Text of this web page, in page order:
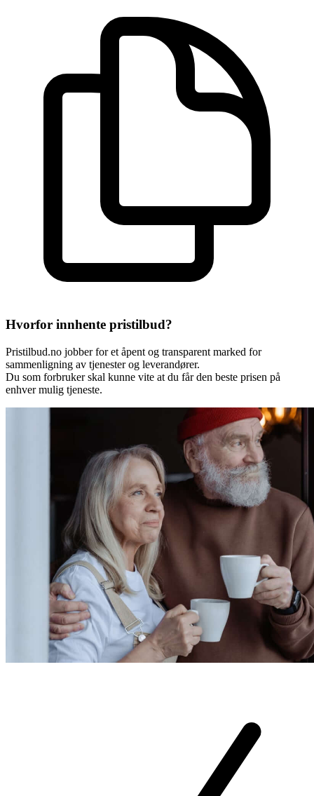
Hvorfor innhente pristilbud?
Pristilbud.no jobber for et åpent og transparent marked for
sammenligning av tjenester og leverandører.
Du som forbruker skal kunne vite at du får den beste prisen på
enhver mulig tjeneste.